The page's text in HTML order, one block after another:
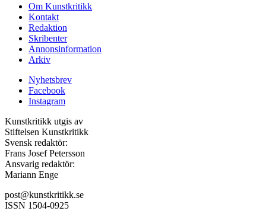
Om Kunstkritikk
Kontakt
Redaktion
Skribenter
Annonsinformation
Arkiv
Nyhetsbrev
Facebook
Instagram
Kunstkritikk utgis av
Stiftelsen Kunstkritikk
Svensk redaktör:
Frans Josef Petersson
Ansvarig redaktör:
Mariann Enge
post@kunstkritikk.se
ISSN 1504-0925